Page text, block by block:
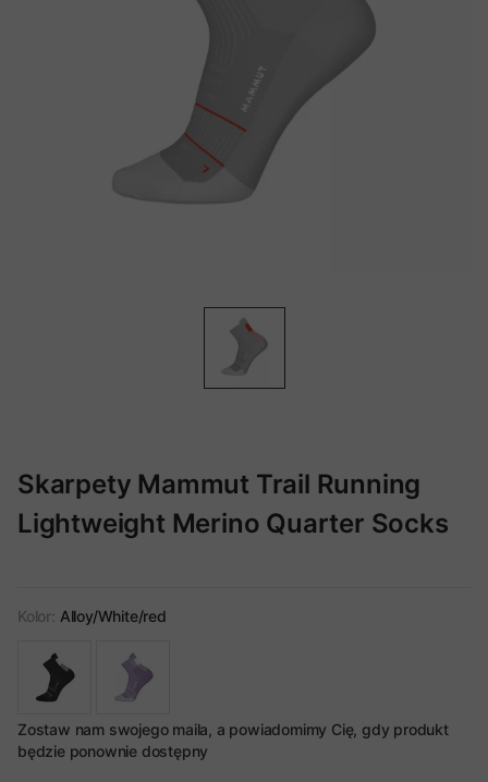
Skarpety Mammut Trail Running
Lightweight Merino Quarter Socks
Kolor: Alloy/White/red
Zostaw nam swojego maila, a powiadomimy Cię, gdy produkt
będzie ponownie dostępny